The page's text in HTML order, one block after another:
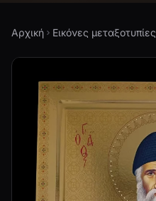
Αρχική Εικόνες μεταξοτυπίες